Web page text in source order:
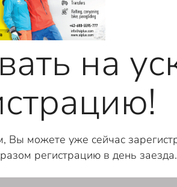
на
можете уже сейчас
регистрацию в день заезда.